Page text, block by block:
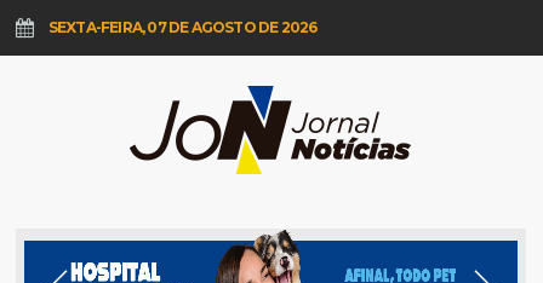
SEXTA-FEIRA, 07 DE AGOSTO DE 2026